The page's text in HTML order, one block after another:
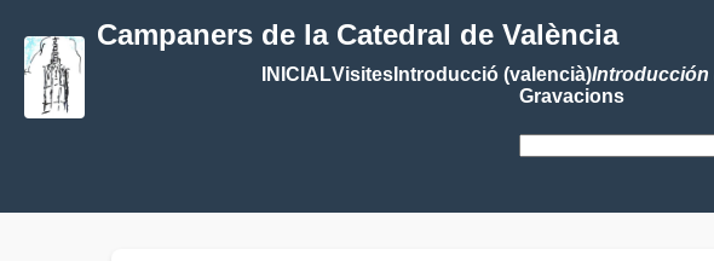
Campaners de la Catedral de València
INICIALVisitesIntroducció (valencià)Introducción
Gravacions